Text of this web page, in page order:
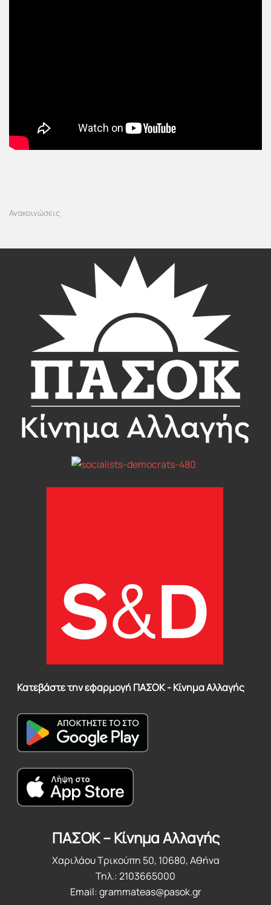
Ανακοινώσεις
Κατεβάστε την εφαρμογή ΠΑΣΟΚ - Κίνημα Αλλαγής
ΠΑΣΟΚ – Κίνημα Αλλαγής
Χαριλάου Τρικούπη 50, 10680, Αθήνα
Τηλ.: 2103665000
Email:grammateas@pasok.gr